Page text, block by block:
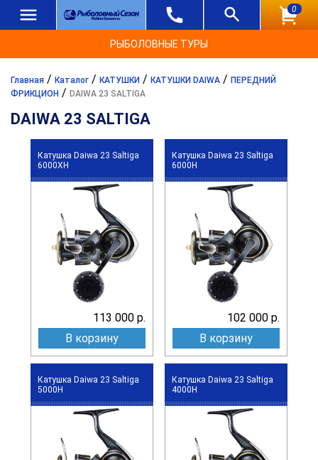
0
РЫБОЛОВНЫЕ ТУРЫ
Главная / Каталог / КАТУШКИ / КАТУШКИ DAIWA / ПЕРЕДНИЙ
ФРИКЦИОН / DAIWA 23 SALTIGA
DAIWA 23 SALTIGA
Катушка Daiwa 23 Saltiga
6000XH
113 000 р.
В корзину
Катушка Daiwa 23 Saltiga
6000H
102 000 р.
В корзину
Катушка Daiwa 23 Saltiga
5000H
Катушка Daiwa 23 Saltiga
4000H